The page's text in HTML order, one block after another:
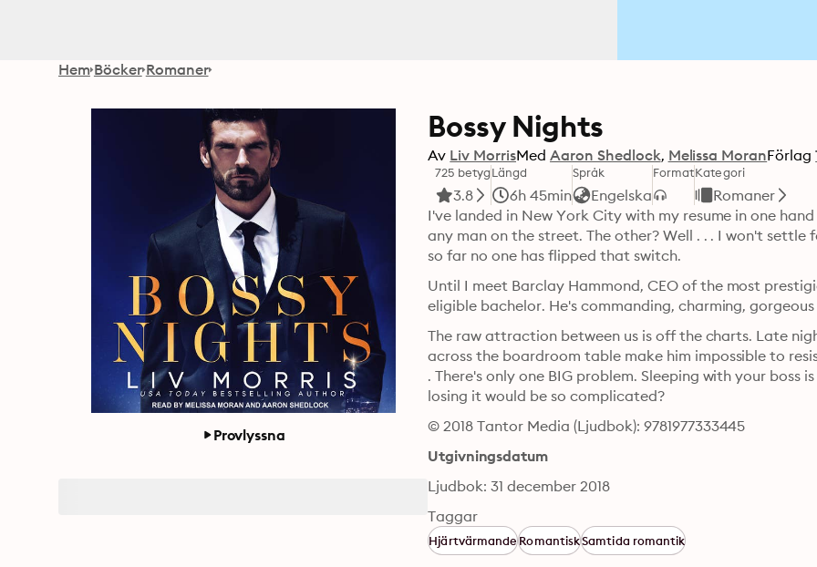
Hem Böcker Romaner
Provlyssna
Bossy Nights
Av Liv MorrisMed Aaron Shedlock Melissa MoranFörlag
725 betyg
3.8
Längd
6h 45min
Språk
Engelska
FormatKategori
Romaner
I've landed in New York City with my resume in one
any man on the street. The other? Well . . . I won't
so far no one has flipped that switch.
Until I meet Barclay Hammond, CEO of the most
eligible bachelor. He's commanding, charming, gorgeous
The raw attraction between us is off the charts. Late
across the boardroom table make him impossible to
. There's only one BIG problem. Sleeping with your
losing it would be so complicated?
© 2018 Tantor Media (Ljudbok): 9781977333445
Utgivningsdatum
Ljudbok: 31 december 2018
Taggar
HjärtvärmandeRomantiskSamtida romantik